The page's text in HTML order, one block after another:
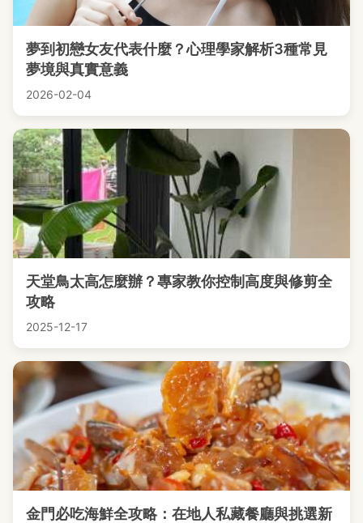
夢到初戀女友代表什麼？心理學家解析3種常見
夢境與真實意義
2026-02-04
天堂鳥太高怎麼辦？專家教你控制高度與修剪全
攻略
2025-12-17
金門必吃海鮮全攻略：在地人私藏餐廳與挑選新